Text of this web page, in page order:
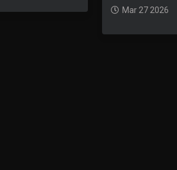
Mar 27 2026